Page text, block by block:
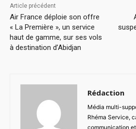
Article précédent
Air France déploie son offre
« La Première », un service
haut de gamme, sur ses vols
à destination d’Abidjan
Rédaction
Média multi-
Rhéma Service,
communication